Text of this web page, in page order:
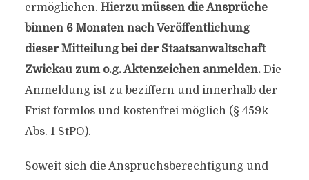
ermöglichen. Hierzu müssen die Ansprüche
binnen 6 Monaten nach Veröffentlichung
dieser Mitteilung bei der Staatsanwaltschaft
Zwickau zum o.g. Aktenzeichen anmelden. Die
Anmeldung ist zu beziffern und innerhalb der
Frist formlos und kostenfrei möglich (§ 459k
Abs. 1 StPO).
Soweit sich die Anspruchsberechtigung und